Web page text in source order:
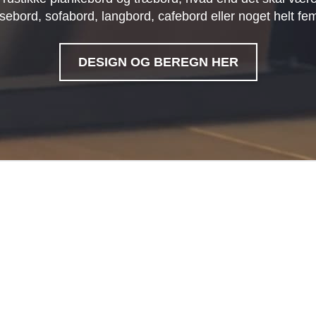
sofabord, langbord, cafebord eller noget helt
DESIGN OG BEREGN HER